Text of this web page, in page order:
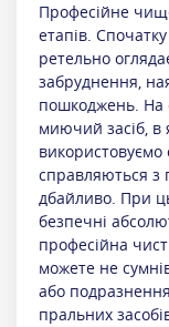
Професійне
етапів.
ретельно
забруднення,
пошкоджень. На
миючий засіб, в
використовуємо
справляються з
дбайливо. При
безпечні
професійна
можете не
або
пральних